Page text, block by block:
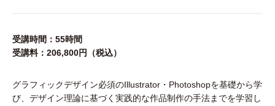
受講時間：55時間
受講料：206,800円（税込）
グラフィックデザイン必須のIllustrator・Photoshopを基礎から学
び、デザイン理論に基づく実践的な作品制作の手法までを学習し